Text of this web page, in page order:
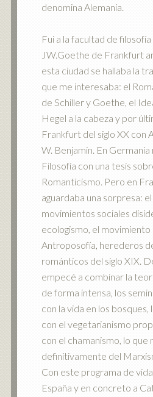
denomina Alemania.
Fui a la facultad de
JW.Goethe de Frankfurt
esta ciudad se hallaba la
que me interesaba: el
de Schiller y Goethe, el
Hegel a la cabeza y por
Frankfurt del siglo XX con
W. Benjamin. En
Filosofía con una tesis
Romanticismo. Pero en
aguardaba una sorpresa:
movimientos sociales
ecologismo, el movimiento
Antroposofía, herederos
románticos del siglo XIX.
empecé a combinar la
de forma intensa, los
con la vida en los bosques,
con el vegetarianismo
con el chamanismo, lo que
definitivamente del
Con este programa de
España y en concreto a